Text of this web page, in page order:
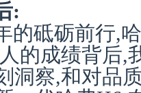
:
的砥砺前行,
的成绩背后,
洞察,和对品